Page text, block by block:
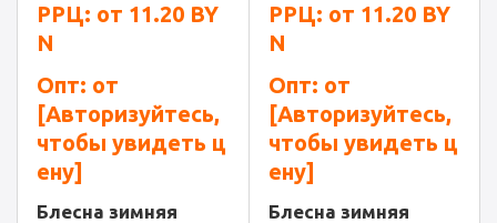
РРЦ: от 11.20 BY
N
Опт: от
[Авторизуйтесь,
чтобы увидеть ц
ену]
Блесна зимняя
РРЦ: от 11.20 BY
N
Опт: от
[Авторизуйтесь,
чтобы увидеть ц
ену]
Блесна зимняя